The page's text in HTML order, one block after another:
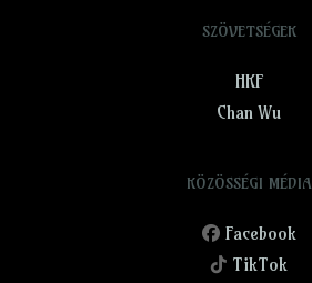
SZÖVETSÉGEK
HKF
Chan Wu
KÖZÖSSÉGI MÉDIA
Facebook
TikTok